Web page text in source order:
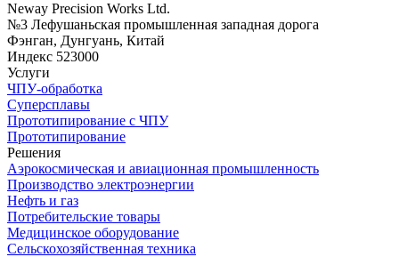
Neway Precision Works Ltd.
№3 Лефушаньская промышленная западная дорога
Фэнган, Дунгуань, Китай
Индекс 523000
Услуги
ЧПУ-обработка
Суперсплавы
Прототипирование с ЧПУ
Прототипирование
Решения
Аэрокосмическая и авиационная промышленность
Производство электроэнергии
Нефть и газ
Потребительские товары
Медицинское оборудование
Сельскохозяйственная техника